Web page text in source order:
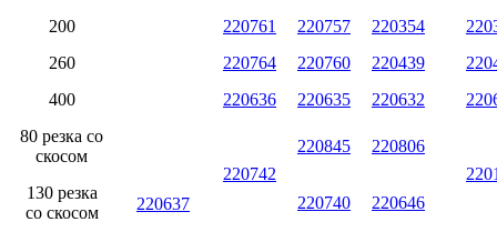
200
220637
220761 220757 220354
260
220764 220760 220439
400
220636 220635 220632
80 резка со
скосом
220742
220845
220806
130 резка
со скосом
220740 220646